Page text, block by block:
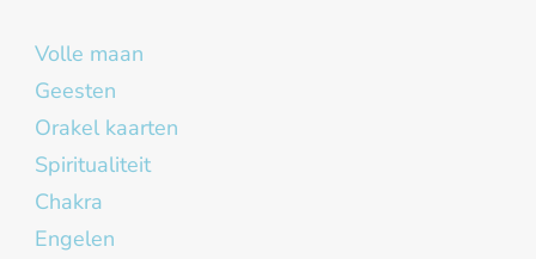
Volle maan
Geesten
Orakel kaarten
Spiritualiteit
Chakra
Engelen